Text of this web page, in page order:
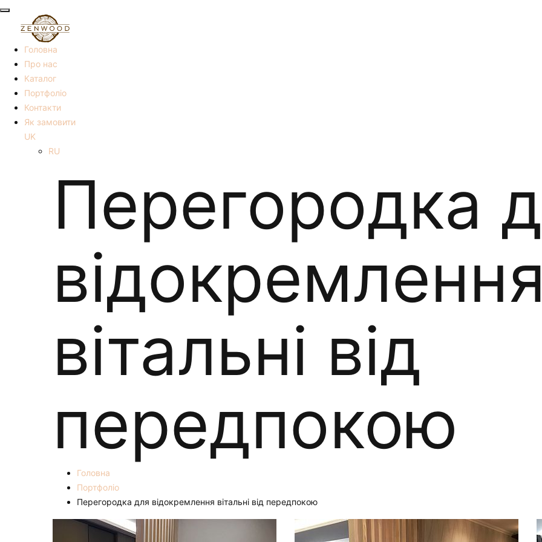
Головна
Про нас
Каталог
Портфоліо
Контакти
Як замовити
UK
RU
Перегородка
вітальні від
передпокою
Головна
Портфоліо
Перегородка для відокремлення вітальні від передпокою